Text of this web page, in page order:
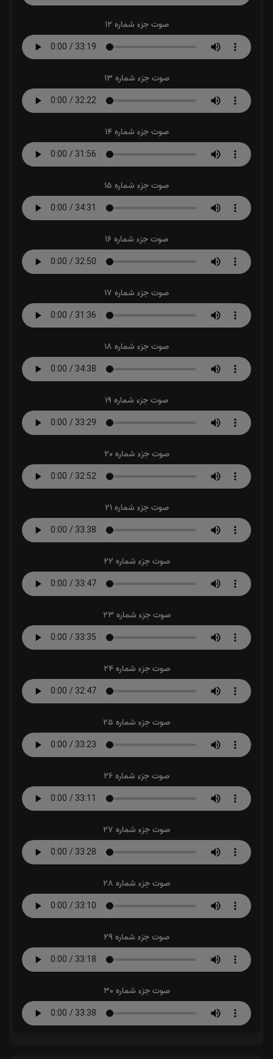
صوت جزء شماره 12
صوت جزء شماره 13
صوت جزء شماره 14
صوت جزء شماره 15
صوت جزء شماره 16
صوت جزء شماره 17
صوت جزء شماره 18
صوت جزء شماره 19
صوت جزء شماره 20
صوت جزء شماره 21
صوت جزء شماره 22
صوت جزء شماره 23
صوت جزء شماره 24
صوت جزء شماره 25
صوت جزء شماره 26
صوت جزء شماره 27
صوت جزء شماره 28
صوت جزء شماره 29
صوت جزء شماره 30